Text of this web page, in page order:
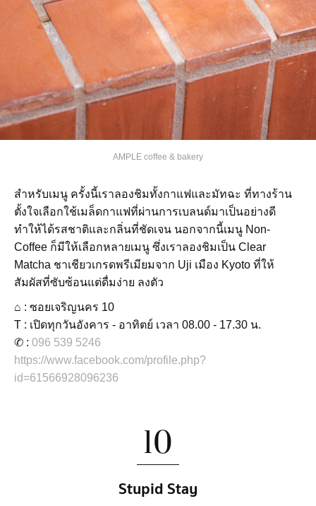
AMPLE coffee & bakery
สำหรับเมนู ครั้งนี้เราลองชิมทั้งกาแฟและมัทฉะ ที่ทางร้าน
ตั้งใจเลือกใช้เมล็ดกาแฟที่ผ่านการเบลนด์มาเป็นอย่างดี
ทำให้ได้รสชาติและกลิ่นที่ชัดเจน นอกจากนี้เมนู Non-
Coffee ก็มีให้เลือกหลายเมนู ซึ่งเราลองชิมเป็น Clear
Matcha ชาเชียวเกรดพรีเมียมจาก Uji เมือง Kyoto ที่ให้
สัมผัสที่ซับซ้อนแต่ดื่มง่าย ลงตัว
⌂ : ซอยเจริญนคร 10
T : เปิดทุกวันอังคาร - อาทิตย์ เวลา 08.00 - 17.30 น.
✆ : 096 539 5246
https://www.facebook.com/profile.php?
id=61566928096236
10
Stupid Stay